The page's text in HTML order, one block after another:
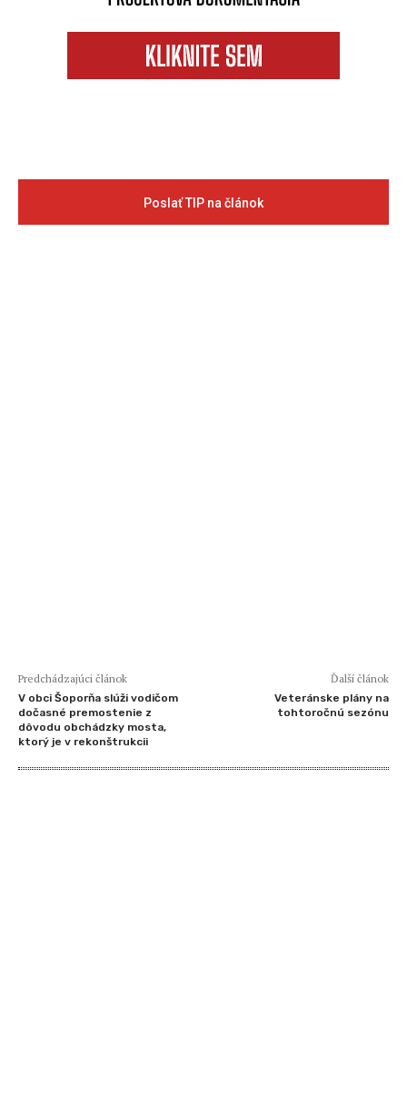
Poslať TIP na článok
Predchádzajúci článok
V obci Šoporňa slúži vodičom
dočasné premostenie z
dôvodu obchádzky mosta,
ktorý je v rekonštrukcii
Ďalší článok
Veteránske plány na
tohtoročnú sezónu